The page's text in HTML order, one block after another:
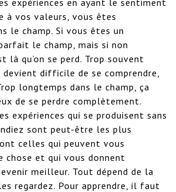
à vos valeurs, vous êtes
le champ. Si vous êtes un
le champ, mais si non
là qu’on se perd. Trop souvent
devient difficile de se comprendre,
longtemps dans le champ, ça
de se perdre complètement.
expériences qui se produisent sans
sont peut-être les plus
celles qui peuvent vous
chose et qui vous donnent
meilleur. Tout dépend de la
regardez. Pour apprendre, il faut